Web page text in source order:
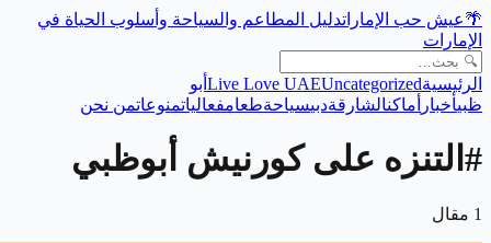
🌴عيش حب الإماراتدليل المطاعم والسياحة وأسلوب الحياة في
الإمارات
الرئيسية Live Love UAEUncategorized
أبو
ظبيأخبار أماكنالشارقةدبيسياحةطعامفعالياتمنوعاتمن نحن
# التنزه على كورنيش أبوظبي
1 مقال